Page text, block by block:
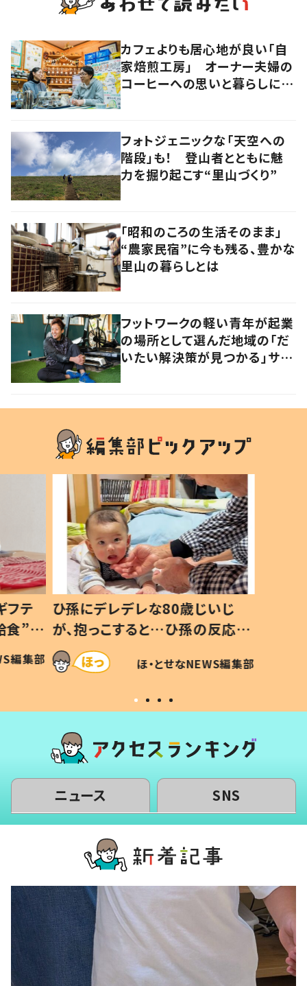
カフェよりも居心地が良い「自
家焙煎工房」 オーナー夫婦の
コーヒーへの思いと暮らしに迫
フォトジェニックな「天空への
階段」も！ 登山者とともに魅
力を掘り起こす“里山づくり”
「昭和のころの生活そのまま」
“農家民宿”に今も残る、豊かな
里山の暮らしとは
フットワークの軽い青年が起業
の場所として選んだ地域の「だ
いたい解決策が見つかる」サイ
フテ
食”を
親
編集部
ひ孫にデレデレな80歳じいじ
が、抱っこすると…ひ孫の反応に
「涙が出ました」「可愛くて仕方な
い」
ほ・とせなNEWS編集部
ニュース SNS